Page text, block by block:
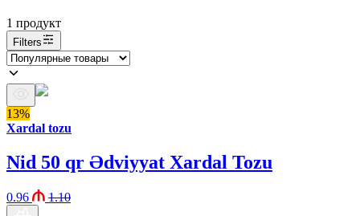
1 продукт
Filters
13%
Xardal tozu
Nid 50 qr Ədviyyat Xardal Tozu
0.96 1.10